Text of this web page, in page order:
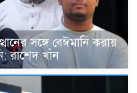
সঙ্গে বেঈমানি করায়
রাশেদ খাঁন